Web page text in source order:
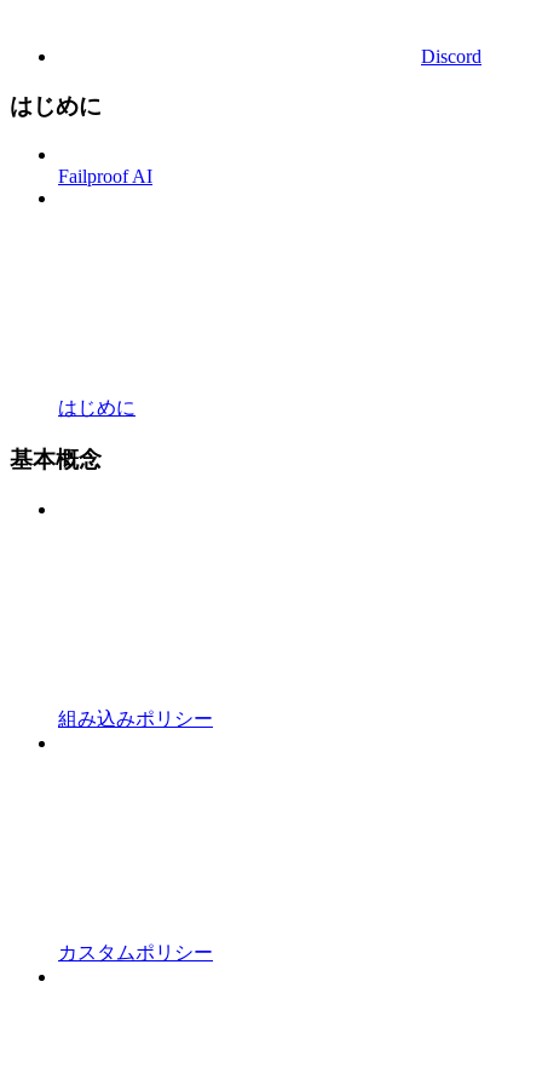
Discord
はじめに
Failproof AI
はじめに
基本概念
組み込みポリシー
カスタムポリシー